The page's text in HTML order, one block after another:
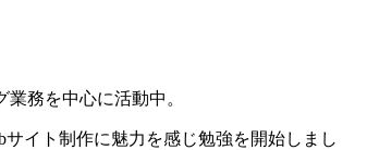
務を中心に活動中。
イト制作に魅力を感じ勉強を開始しまし